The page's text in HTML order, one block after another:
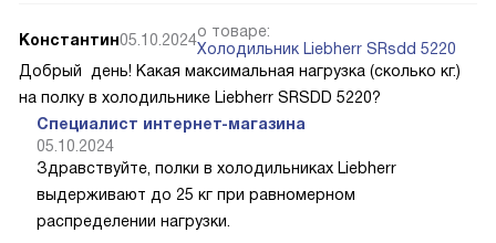
Константин05.10.2024о товаре:
Холодильник Liebherr SRsdd 5220
Добрый день! Какая максимальная нагрузка (сколько кг.)
на полку в холодильнике Liebherr SRSDD 5220?
Специалист интернет-магазина
05.10.2024
Здравствуйте, полки в холодильниках Liebherr
выдерживают до 25 кг при равномерном
распределении нагрузки.